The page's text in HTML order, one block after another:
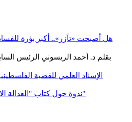
هل أصبحت «تآزر».. أكبر بؤرة
الإسناد العلمي للقضية
ندوة حول كتاب "العدالة الاجتماعية في الإسلام"